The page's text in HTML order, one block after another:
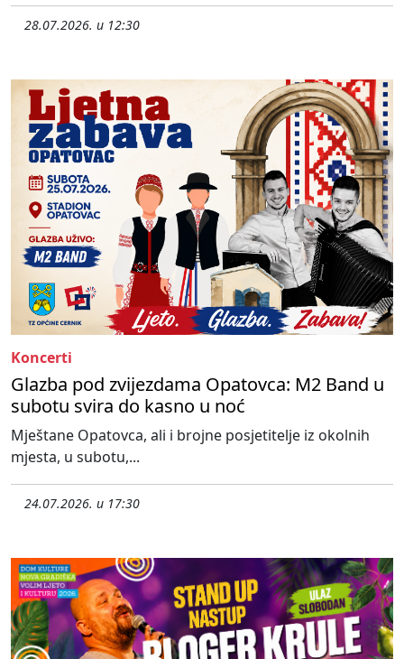
28.07.2026. u 12:30
Koncerti
Glazba pod zvijezdama Opatovca: M2 Band u
subotu svira do kasno u noć
Mještane Opatovca, ali i brojne posjetitelje iz okolnih
mjesta, u subotu,...
24.07.2026. u 17:30